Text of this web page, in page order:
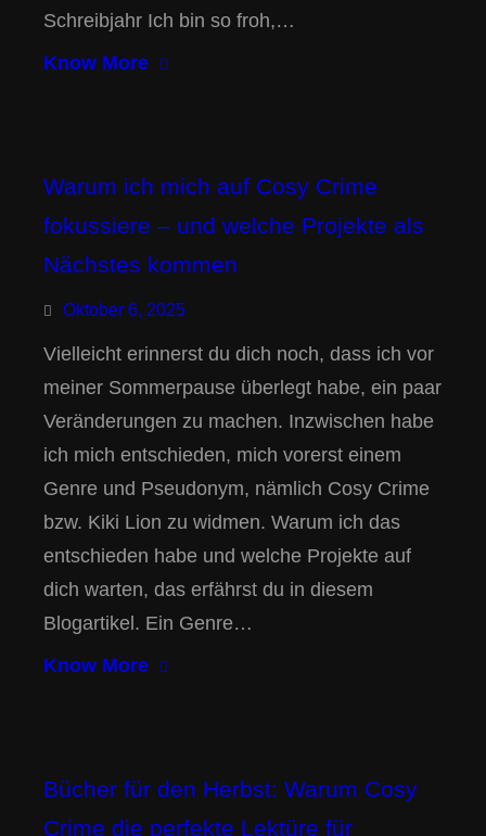
Schreibjahr Ich bin so froh,…
Know More
Warum ich mich auf Cosy Crime
fokussiere – und welche Projekte als
Nächstes kommen
Oktober 6, 2025
Vielleicht erinnerst du dich noch, dass ich vor
meiner Sommerpause überlegt habe, ein paar
Veränderungen zu machen. Inzwischen habe
ich mich entschieden, mich vorerst einem
Genre und Pseudonym, nämlich Cosy Crime
bzw. Kiki Lion zu widmen. Warum ich das
entschieden habe und welche Projekte auf
dich warten, das erfährst du in diesem
Blogartikel. Ein Genre…
Know More
Bücher für den Herbst: Warum Cosy
Crime die perfekte Lektüre für